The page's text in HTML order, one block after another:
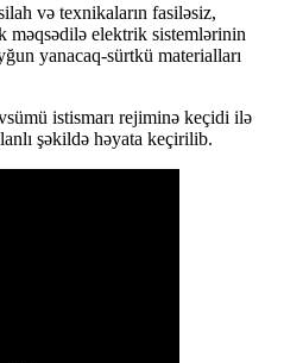
və texnikaların fasiləsiz,
məqsədilə elektrik sistemlərinin
yanacaq-sürtkü materialları
istismarı rejiminə keçidi ilə
şəkildə həyata keçirilib.